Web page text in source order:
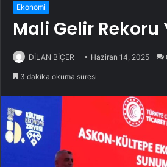
Ekonomi
Mali Gelir Rekoru
DİLAN BİÇER Haziran 14, 2025
3 dakika okuma süresi